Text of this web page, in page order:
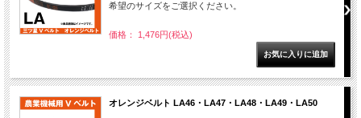
希望のサイズをご選択ください。
価格： 1,476円(税込)
オレンジベルト LA46・LA47・LA48・LA49・LA50